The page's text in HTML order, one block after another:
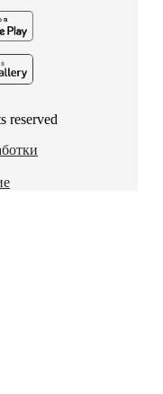
reserved